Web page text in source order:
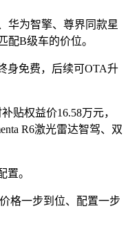
华为智擎、尊界同款星
B级车的价位。
身免费，后续可OTA升
贴权益价16.58万元，
R6激光雷达智驾、双
。
格一步到位、配置一步